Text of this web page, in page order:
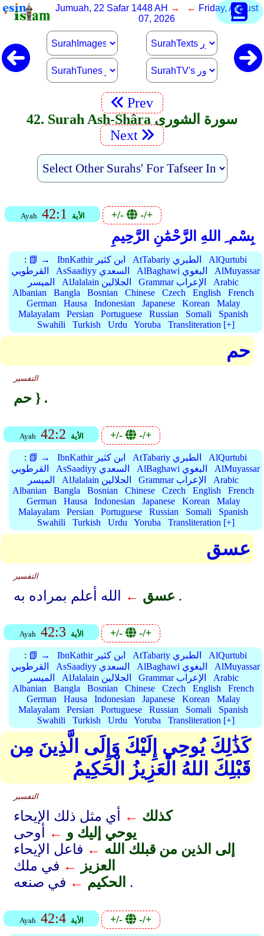
Jumuah, 22 Safar 1448 AH → ← Friday, August
07, 2026
Prev
42. Surah Ash-Shâra سورة الشورى
Next
Ayah 42:1 الأية +/- -/+
بِسْم ِ اللهِ الرَّحْمَٰنِ الرَّحِيمِ
: 📗 → IbnKathir ابن كثير AtTabariy الطبري
AlQurtubi
القرطوبي
AsSaadiyy السعدي AlBaghawi البغوي
AlMuyassar
الميسر
AlJalalain الجلالين Grammar الإعراب
Arabic
Albanian
Bangla Bosnian Chinese Czech English
French
German
Hausa Indonesian Japanese Korean
Malay
Malayalam
Persian Portuguese Russian Somali
Spanish
Swahili
Turkish Urdu Yoruba Transliteration [+]
حم
التفسير
حم } .
Ayah 42:2 الأية +/- -/+
: 📗 → IbnKathir ابن كثير AtTabariy الطبري
AlQurtubi
القرطوبي
AsSaadiyy السعدي AlBaghawi البغوي
AlMuyassar
الميسر
AlJalalain الجلالين Grammar الإعراب
Arabic
Albanian
Bangla Bosnian Chinese Czech English
French
German
Hausa Indonesian Japanese Korean
Malay
Malayalam
Persian Portuguese Russian Somali
Spanish
Swahili
Turkish Urdu Yoruba Transliteration [+]
عسق
التفسير
عسق ← الله أعلم بمراده به .
Ayah 42:3 الأية +/- -/+
: 📗 → IbnKathir ابن كثير AtTabariy الطبري
AlQurtubi
القرطوبي
AsSaadiyy السعدي AlBaghawi البغوي
AlMuyassar
الميسر
AlJalalain الجلالين Grammar الإعراب
Arabic
Albanian
Bangla Bosnian Chinese Czech English
French
German
Hausa Indonesian Japanese Korean
Malay
Malayalam
Persian Portuguese Russian Somali
Spanish
Swahili
Turkish Urdu Yoruba Transliteration [+]
كَذَٰلِكَ يُوحِي إِلَيْكَ وَإِلَى الَّذِينَ مِن
قَبْلِكَ اللهُ الْعَزِيزُ الْحَكِيمُ
التفسير
كذلك ←
أي مثل ذلك الإيحاء
يوحي إليك و ←
أوحى
إلى الذين من قبلك الله ← فاعل الإيحاء
العزيز
← في ملك
الحكيم ← في صنعه .
Ayah 42:4 الأية +/- -/+